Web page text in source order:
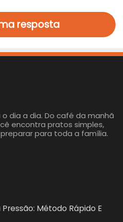
resposta
dia a dia. Do café da manhã
encontra pratos simples,
para toda a família.
Método Rápido E